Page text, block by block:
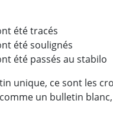
été tracés
été soulignés
été passés au stabilo
unique, ce sont les
un bulletin